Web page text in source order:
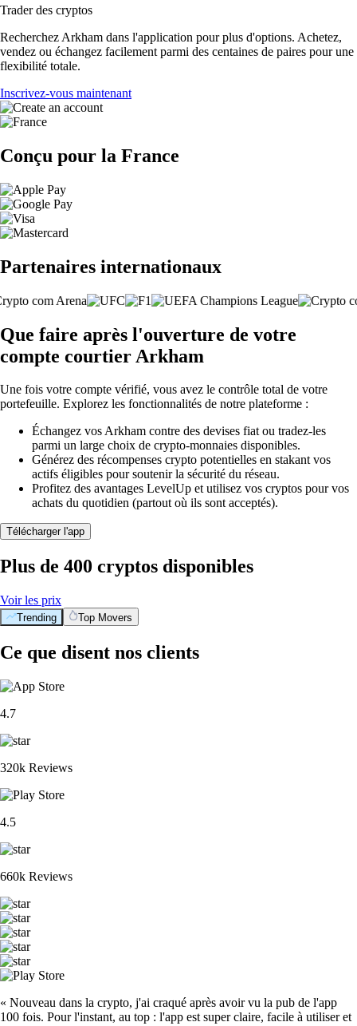
Trader des cryptos
Recherchez Arkham dans l'application pour plus d'options. Achetez,
vendez ou échangez facilement parmi des centaines de paires pour une
flexibilité totale.
Inscrivez-vous maintenant
Conçu pour la France
Partenaires internationaux
Que faire après l'ouverture de votre
compte courtier Arkham
Une fois votre compte vérifié, vous avez le contrôle total de votre
portefeuille. Explorez les fonctionnalités de notre plateforme :
Échangez vos Arkham contre des devises fiat ou tradez-les
parmi un large choix de crypto-monnaies disponibles.
Générez des récompenses crypto potentielles en stakant vos
actifs éligibles pour soutenir la sécurité du réseau.
Profitez des avantages LevelUp et utilisez vos cryptos pour vos
achats du quotidien (partout où ils sont acceptés).
Télécharger l'app
Plus de 400 cryptos disponibles
Voir les prix
Trending Top Movers
Ce que disent nos clients
4.7
320k Reviews
4.5
660k Reviews
« Nouveau dans la crypto, j'ai craqué après avoir vu la pub de l'app
100 fois. Pour l'instant, au top : l'app est super claire, facile à utiliser et